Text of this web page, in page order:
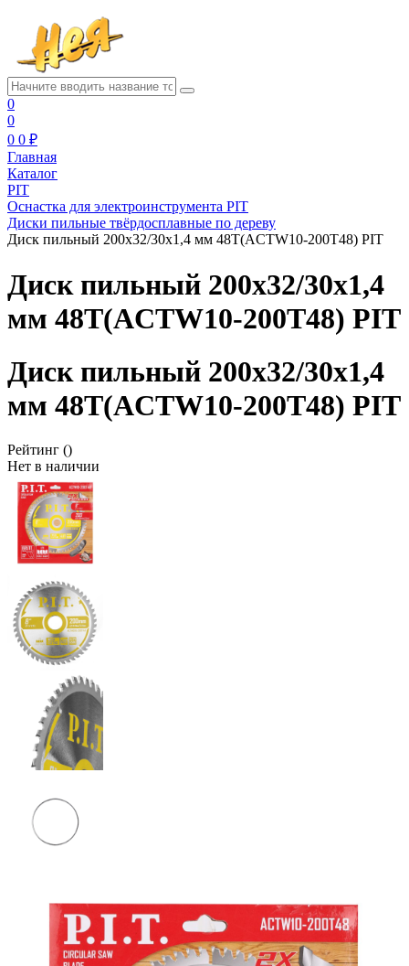
0
0
0 0 ₽
Главная
Каталог
PIT
Оснастка для электроинструмента PIT
Диски пильные твёрдосплавные по дереву
Диск пильный 200x32/30x1,4 мм 48T(ACTW10-200T48) PIT
Диск пильный 200x32/30x1,4
мм 48T(ACTW10-200T48) PIT
Диск пильный 200x32/30x1,4
мм 48T(ACTW10-200T48) PIT
Рейтинг ()
Нет в наличии